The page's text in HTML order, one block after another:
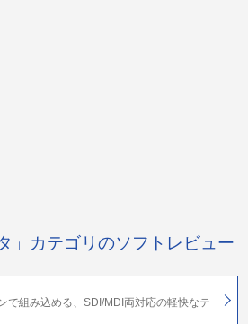
」カテゴリのソフトレビュー
で組み込める、SDI/MDI両対応の軽快なテ